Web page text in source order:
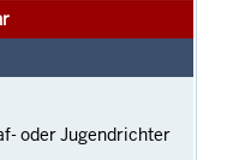
oder Jugendrichter